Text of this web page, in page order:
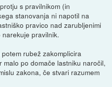
s pravilnikom (in
stanovanja ni napotil na
pravico nad zarubljenimi
pravilnik.
rubež zakomplicira
po domače lastniku naročil,
zakona, če stvari razumem